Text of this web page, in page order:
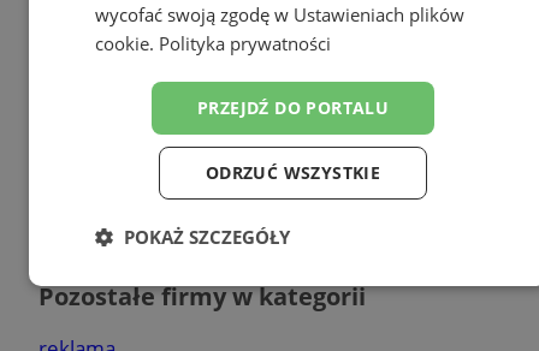
Dodaj firmę
Pozostałe firmy w kategorii
wycofać swoją zgodę w Ustawieniach plików
cookie. Polityka prywatności
PRZEJDŹ DO PORTALU
ODRZUĆ WSZYSTKIE
POKAŻ SZCZEGÓŁY
Niezbędne Wydajność Targetowanie